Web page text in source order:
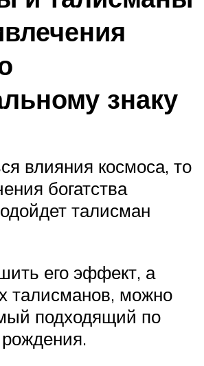
знаку
влияния космоса, то
богатства
талисман
его эффект, а
талисманов, можно
подходящий по